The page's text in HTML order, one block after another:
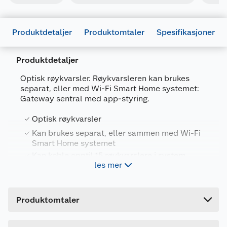
Produktdetaljer Produktomtaler Spesifikasjoner
Produktdetaljer
Optisk røykvarsler. Røykvarsleren kan brukes
separat, eller med Wi-Fi Smart Home systemet:
Gateway sentral med app-styring.
Optisk røykvarsler
Kan brukes separat, eller sammen med Wi-Fi
Smart Home systemet
alarmen går for én enhet, vil alarmen også gå i de
les mer
Produktomtaler
Generelt
Artikkelnummer
Leverandørens artikkelnummer
83231
Lengde